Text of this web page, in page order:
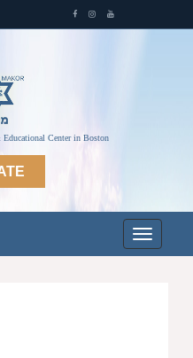
Center in Boston